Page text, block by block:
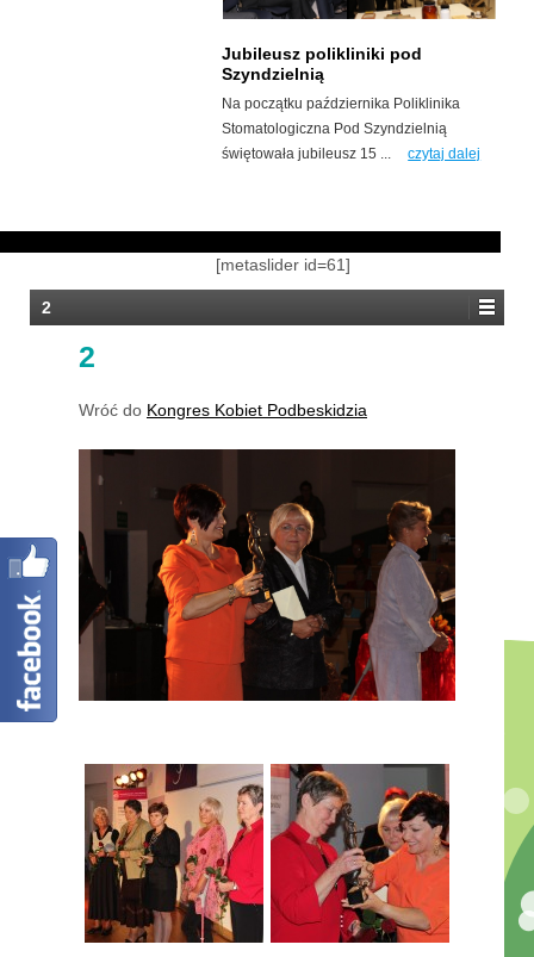
Jubileusz polikliniki pod
Szyndzielnią
Na początku października Poliklinika
Stomatologiczna Pod Szyndzielnią
świętowała jubileusz 15 ...
czytaj dalej
[metaslider id=61]
2
2
Wróć do Kongres Kobiet Podbeskidzia